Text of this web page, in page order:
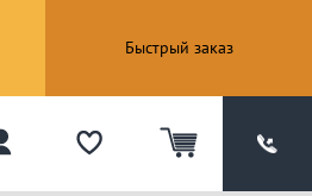
Быстрый заказ